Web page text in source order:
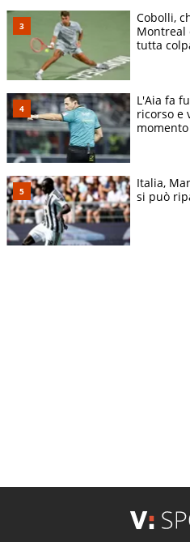
Cobolli,
Montreal
tutta
L'Aia fa
ricorso e
Italia,
si può